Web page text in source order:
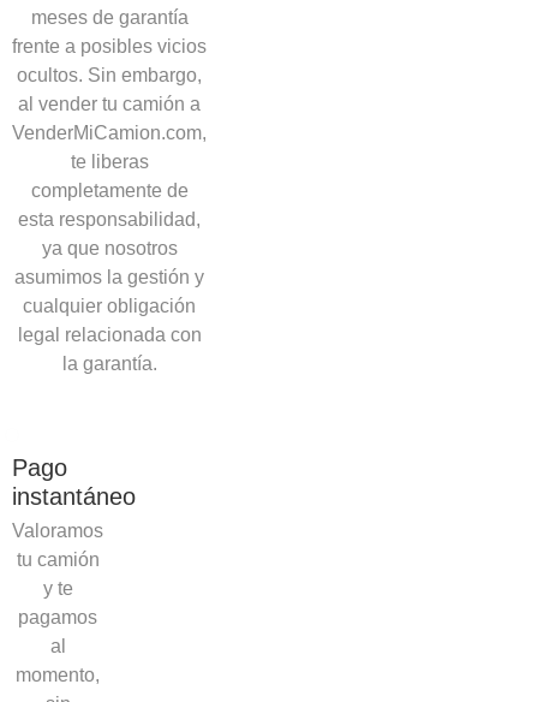
meses de garantía
frente a posibles vicios
ocultos. Sin embargo,
al vender tu camión a
VenderMiCamion.com,
te liberas
completamente de
esta responsabilidad,
ya que nosotros
asumimos la gestión y
cualquier obligación
legal relacionada con
la garantía.
Pago
instantáneo
Valoramos
tu camión
y te
pagamos
al
momento,